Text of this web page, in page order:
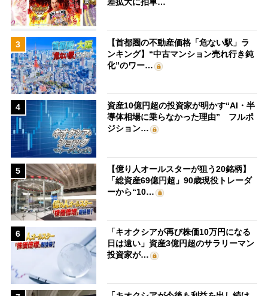
差拡大に拍車…
3
【首都圏の不動産価格「危ない駅」ラ
ンキング】“中古マンション売れ行き鈍
化”のワー…
4
資産10億円超の投資家が明かす“AI・半
導体相場に乗らなかった理由” フルポ
ジション…
5
【億り人オールスターが狙う20銘柄】
「総資産69億円超」90歳現役トレーダ
ーから“10…
6
「キオクシアが再び株価10万円になる
日は遠い」資産3億円超のサラリーマン
投資家が…